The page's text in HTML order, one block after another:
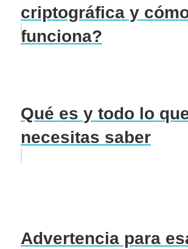
criptográfica y
funciona?
Qué es y todo lo
necesitas saber
Advertencia para